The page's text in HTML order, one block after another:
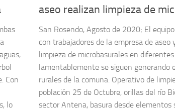
Con
lo
aseo realizan limpieza de
San Rosendo, Agosto de 2020; El
con trabajadores de la empresa de
limpieza de microbasurales en
lamentablemente se siguen generando
rurales de la comuna. Operativo de
población 25 de Octubre, orillas del río
sector Antena, basura desde elementos